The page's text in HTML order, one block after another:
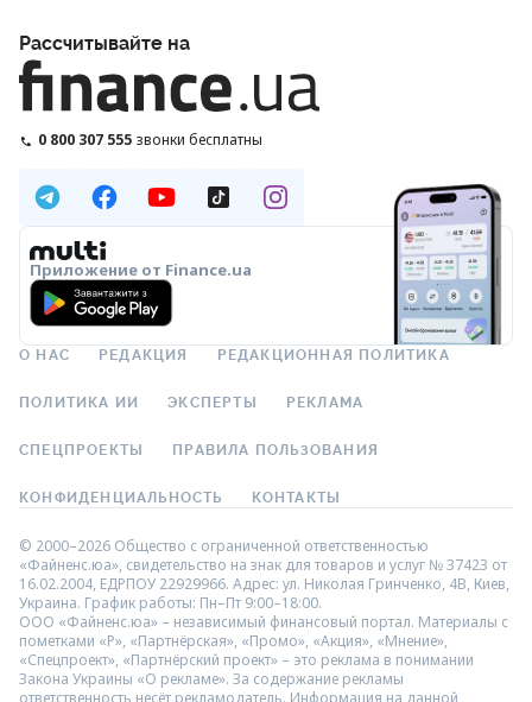
Рассчитывайте на
0 800 307 555 звонки бесплатны
Приложение от Finance.ua
О НАС РЕДАКЦИЯ РЕДАКЦИОННАЯ ПОЛИТИКА
ПОЛИТИКА ИИ ЭКСПЕРТЫ РЕКЛАМА
СПЕЦПРОЕКТЫ ПРАВИЛА ПОЛЬЗОВАНИЯ
КОНФИДЕНЦИАЛЬНОСТЬ КОНТАКТЫ
© 2000–2026 Общество с ограниченной ответственностью
«Файненс.юа», свидетельство на знак для товаров и услуг № 37423 от
16.02.2004, ЕДРПОУ 22929966. Адрес: ул. Николая Гринченко, 4В, Киев,
Украина. График работы: Пн–Пт 9:00–18:00.
ООО «Файненс.юа» – независимый финансовый портал. Материалы с
пометками «Р», «Партнёрская», «Промо», «Акция», «Мнение»,
«Спецпроект», «Партнёрский проект» – это реклама в понимании
Закона Украины «О рекламе». За содержание рекламы
ответственность несёт рекламодатель. Информация на данной